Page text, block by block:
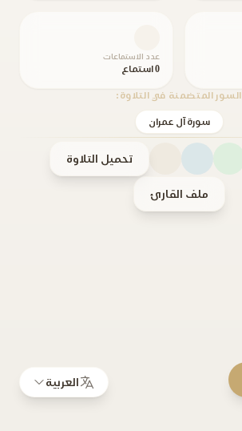
عدد الاستماعات
0 استماع
السور المتضمنة في التلاوة:
سورة آل عمران
تحميل التلاوة
ملف القارئ
العربية